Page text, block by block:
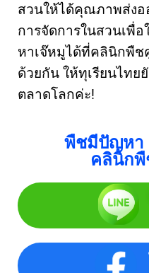
สวนให้ได้คุณภาพส่งอ
การจัดการในสวนเพื่อ
หาเจ๊หมูได้ที่คลินิกพืช
ด้วยกัน ให้ทุเรียนไทย
ตลาดโลกค่ะ!
พืชมีปัญหา
คลินิกพื